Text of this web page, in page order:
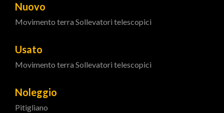
Nuovo
Movimento terra Sollevatori telescopici
Usato
Movimento terra Sollevatori telescopici
Noleggio
Pitigliano